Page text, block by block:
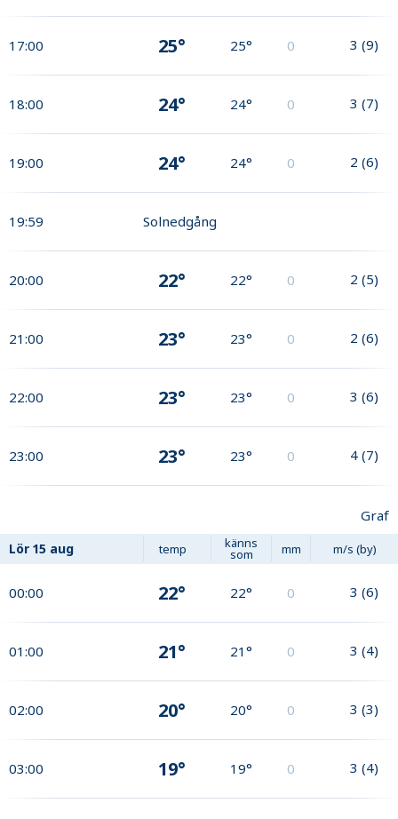
17:00 25° 25° 0 3 (9)
18:00 24° 24° 0 3 (7)
19:00 24° 24° 0 2 (6)
19:59 Solnedgång
20:00 22° 22° 0 2 (5)
21:00 23° 23° 0 2 (6)
22:00 23° 23° 0 3 (6)
23:00 23° 23° 0 4 (7)
Graf
Lör 15 aug temp känns
som mm m/s (by)
00:00 22° 22° 0 3 (6)
01:00 21° 21° 0 3 (4)
02:00 20° 20° 0 3 (3)
03:00 19° 19° 0 3 (4)